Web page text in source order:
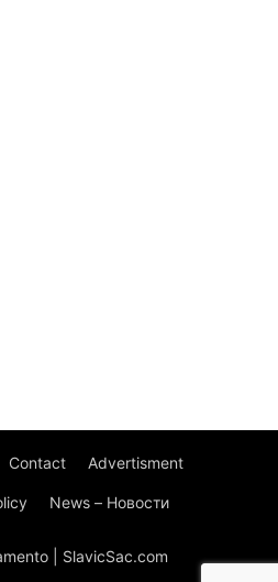
Contact Advertisment
News – Новости
| SlavicSac.com